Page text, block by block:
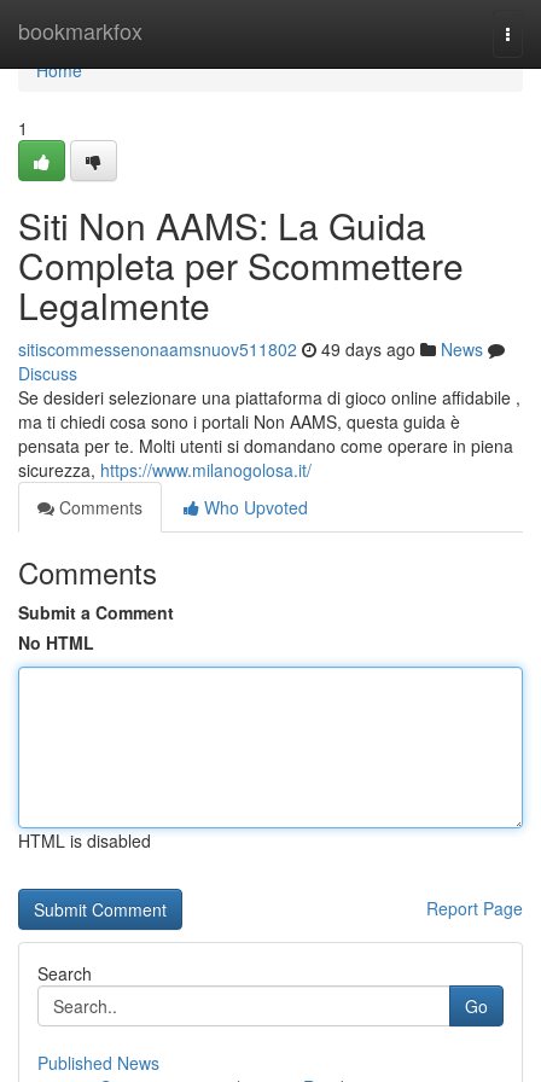
bookmarkfox
Home
Home
1
Siti Non AAMS: La Guida
Completa per Scommettere
Legalmente
sitiscommessenonaamsnuov511802 49 days ago
News
Discuss
Se desideri selezionare una piattaforma di gioco online affidabile ,
ma ti chiedi cosa sono i portali Non AAMS, questa guida è
pensata per te. Molti utenti si domandano come operare in piena
sicurezza, https://www.milanogolosa.it/
Comments
Who Upvoted
Comments
Submit a Comment
No HTML
HTML is disabled
Report Page
Search
Go
Published News